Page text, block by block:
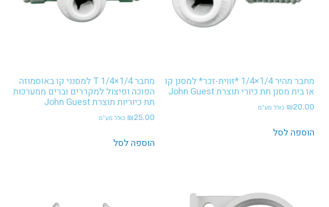
מחבר מהיר 1/4×1/4 *זווית-זכר* למסנן קו
או בית מסנן תת כיורי תוצרת John Guest
₪20.00 כולל מע"מ
הוספה לסל
מחבר 1/4×1/4 T למסנני קו באוסמוזה
הפוכה ופיצול למקררים וברים ממערכות
תת כיוריות תוצרת John Guest
₪25.00 כולל מע"מ
הוספה לסל